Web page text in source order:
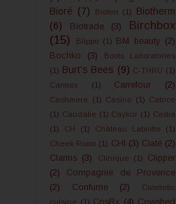
Bioré (7) Bioten (1)
Biotherm
(6)
Biotrade (3)
Birchbox
(15)
Blippo (1) BM beauty (2)
Bochko
(3)
Boots Laboratories
(1) Burt's Bees (9) C-THRU (1)
Carmex
(1) Carrefour (2)
Cashmere (1) Casino (1) Catrice
(1) Caudalie (1) Caykur (1) Cedia
(1)
CH (1) Château Labiotte
(1)
Cheek Room (1) CHI (3) Ciaté (2)
Clarins (3) Clinique (1)
Clipper
(2)
Compagnie de Provence
(2)
Confume (2)
Cosmetic
cuisine (1) CosRx (4) Cowshed